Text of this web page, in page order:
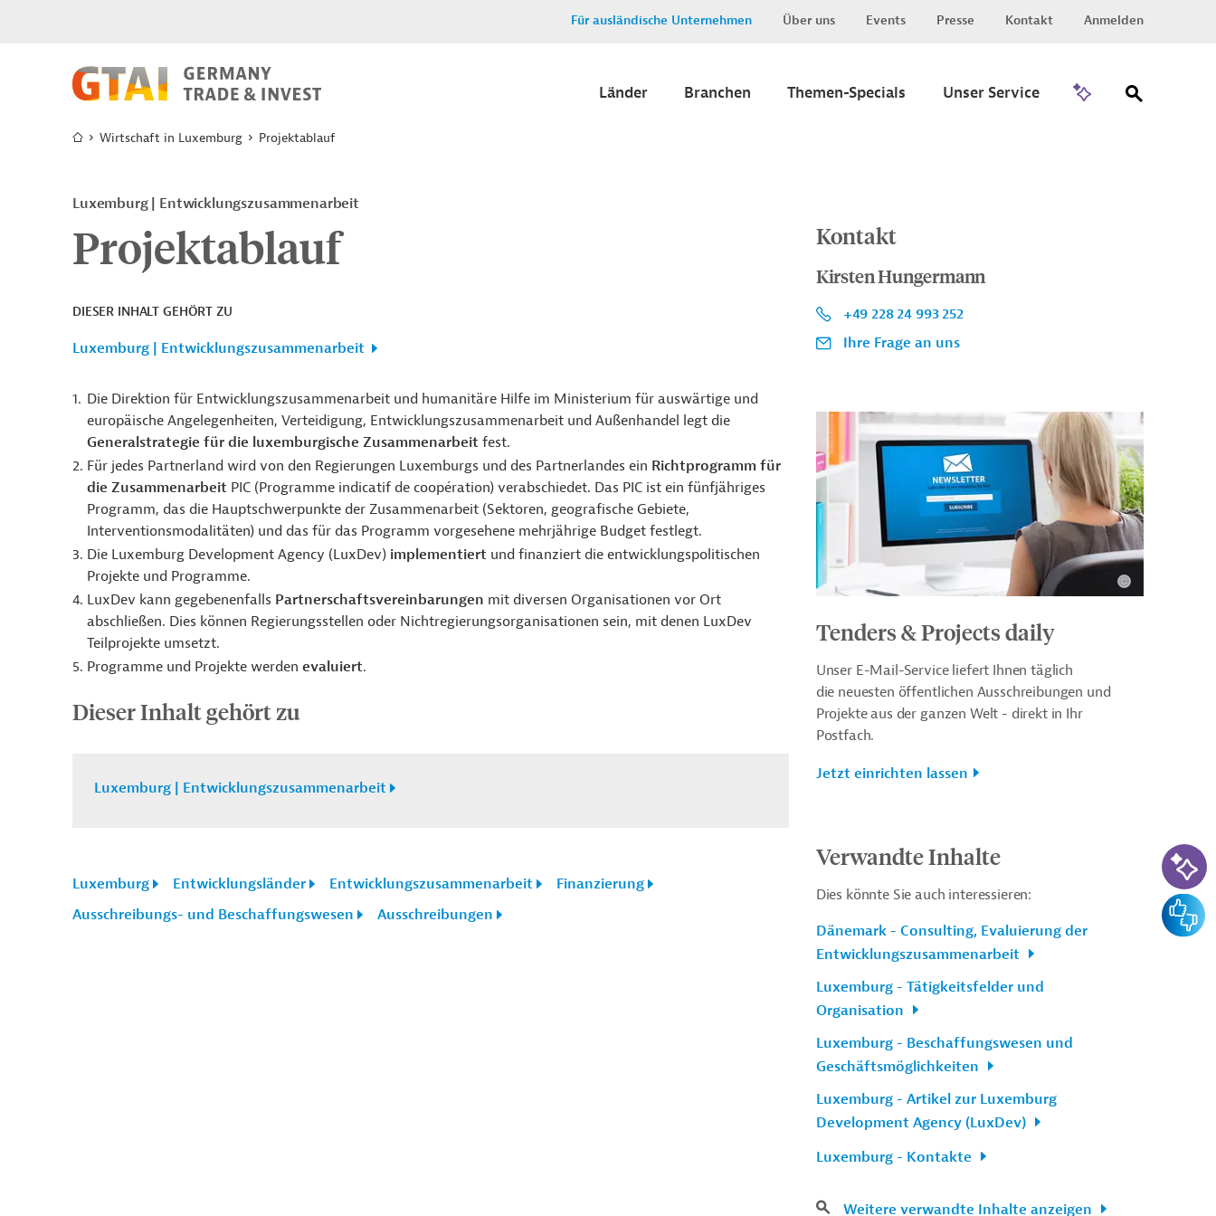
Für ausländische Unternehmen Über uns Events Presse Kontakt Anmelden
Länder Branchen Themen-Specials Unser Service
Wirtschaft in Luxemburg Projektablauf
Luxemburg Entwicklungszusammenarbeit
Projektablauf
DIESER INHALT GEHÖRT ZU
Luxemburg | Entwicklungszusammenarbeit
Die Direktion für Entwicklungszusammenarbeit und humanitäre Hilfe im Ministerium für auswärtige und
europäische Angelegenheiten, Verteidigung, Entwicklungszusammenarbeit und Außenhandel legt die
Generalstrategie für die luxemburgische Zusammenarbeit fest.
Für jedes Partnerland wird von den Regierungen Luxemburgs und des Partnerlandes ein Richtprogramm für
die Zusammenarbeit PIC (Programme indicatif de coopération) verabschiedet. Das PIC ist ein fünfjähriges
Programm, das die Hauptschwerpunkte der Zusammenarbeit (Sektoren, geografische Gebiete,
Interventionsmodalitäten) und das für das Programm vorgesehene mehrjährige Budget festlegt.
Die Luxemburg Development Agency (LuxDev) implementiert und finanziert die entwicklungspolitischen
Projekte und Programme.
LuxDev kann gegebenenfalls Partnerschaftsvereinbarungen mit diversen Organisationen vor Ort
abschließen. Dies können Regierungsstellen oder Nichtregierungsorganisationen sein, mit denen LuxDev
Teilprojekte umsetzt.
Programme und Projekte werden evaluiert.
Dieser Inhalt gehört zu
Luxemburg | Entwicklungszusammenarbeit
Luxemburg Entwicklungsländer Entwicklungszusammenarbeit
Finanzierung
Ausschreibungs- und Beschaffungswesen
Ausschreibungen
Kontakt
Kirsten Hungermann
+49 228 24 993 252
Ihre Frage an uns
Tenders & Projects daily
Unser E-Mail-Service liefert Ihnen täglich
die neuesten öffentlichen Ausschreibungen und
Projekte aus der ganzen Welt - direkt in Ihr
Postfach.
Jetzt einrichten lassen
Verwandte Inhalte
Dies könnte Sie auch interessieren:
Dänemark - Consulting, Evaluierung der
Entwicklungszusammenarbeit
Luxemburg - Tätigkeitsfelder und
Organisation
Luxemburg - Beschaffungswesen und
Geschäftsmöglichkeiten
Luxemburg - Artikel zur Luxemburg
Development Agency (LuxDev)
Luxemburg - Kontakte
Weitere verwandte Inhalte anzeigen
KI-